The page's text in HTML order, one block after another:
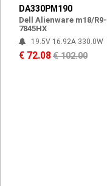
DA330PM190
Dell Alienware m18/R9-
7845HX
19.5V 16.92A 330.0W
€ 72.08€ 102.00